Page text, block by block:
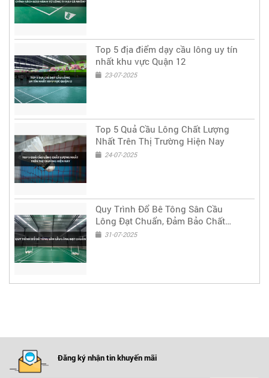
Top 5 địa điểm dạy cầu lông uy tín
nhất khu vực Quận 12
23-07-2025
Top 5 Quả Cầu Lông Chất Lượng
Nhất Trên Thị Trường Hiện Nay
24-07-2025
Quy Trình Đổ Bê Tông Sân Cầu
Lông Đạt Chuẩn, Đảm Bảo Chất
Lượng & Độ Bền Lâu Dài
31-07-2025
Đăng ký nhận tin khuyến mãi